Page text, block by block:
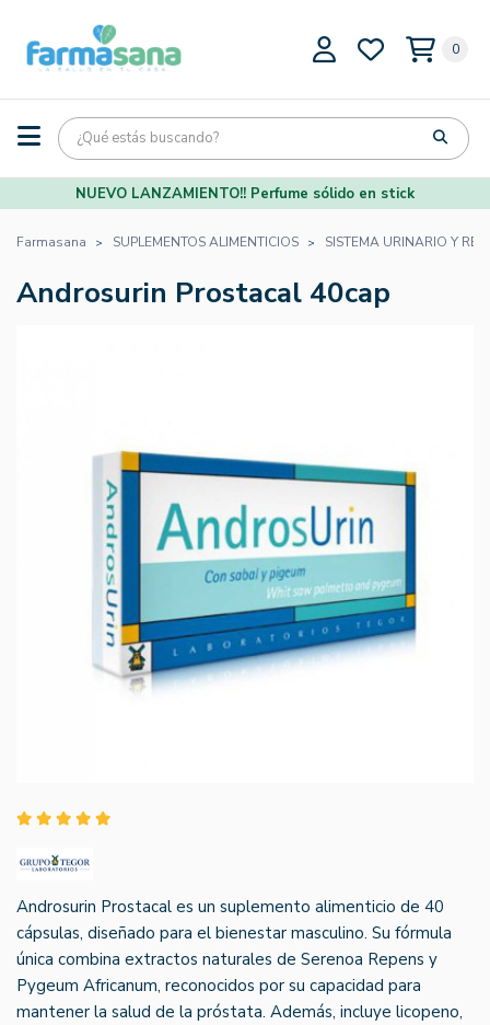
0
NUEVO LANZAMIENTO!! Perfume sólido en stick
Farmasana SUPLEMENTOS ALIMENTICIOS SISTEMA URINARIO Y
Androsurin Prostacal 40cap
Androsurin Prostacal es un suplemento alimenticio de 40
cápsulas, diseñado para el bienestar masculino. Su fórmula
única combina extractos naturales de Serenoa Repens y
Pygeum Africanum, reconocidos por su capacidad para
mantener la salud de la próstata. Además, incluye licopeno,